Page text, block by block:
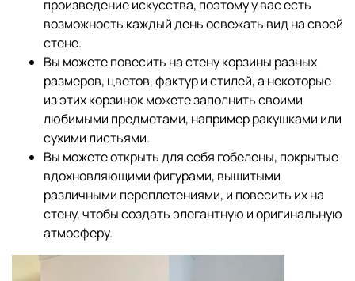
произведение искусства, поэтому у вас есть
возможность каждый день освежать вид на своей
стене.
Вы можете повесить на стену корзины разных
размеров, цветов, фактур и стилей, а некоторые
из этих корзинок можете заполнить своими
любимыми предметами, например ракушками или
сухими листьями.
Вы можете открыть для себя гобелены, покрытые
вдохновляющими фигурами, вышитыми
различными переплетениями, и повесить их на
стену, чтобы создать элегантную и оригинальную
атмосферу.